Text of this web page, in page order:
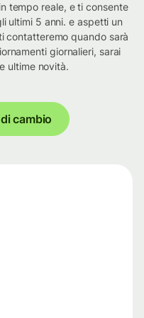
tempo reale, e ti consente
ultimi 5 anni. e aspetti un
contatteremo quando sarà
giornalieri, sarai
ultime novità.
cambio